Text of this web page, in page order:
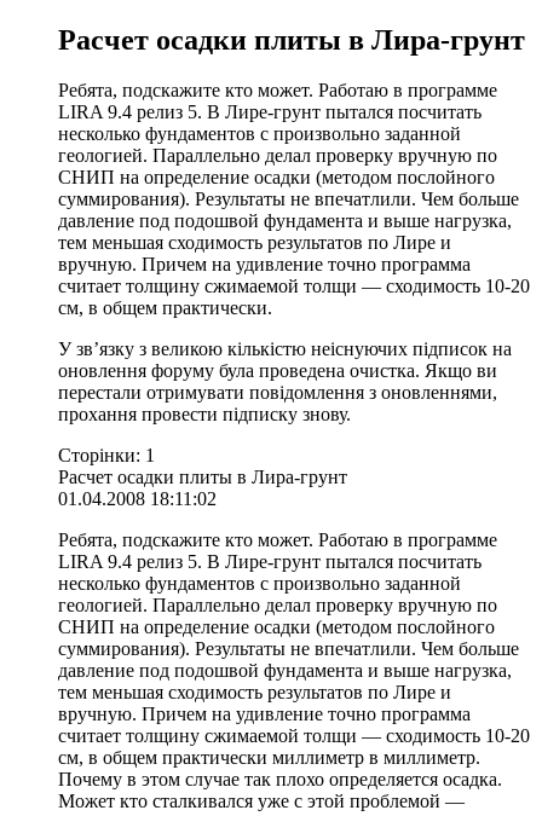
Расчет осадки плиты в Лира-грунт
Ребята, подскажите кто может. Работаю в программе
LIRA 9.4 релиз 5. В Лире-грунт пытался посчитать
несколько фундаментов с произвольно заданной
геологией. Параллельно делал проверку вручную по
СНИП на определение осадки (методом послойного
суммирования). Результаты не впечатлили. Чем больше
давление под подошвой фундамента и выше нагрузка,
тем меньшая сходимость результатов по Лире и
вручную. Причем на удивление точно программа
считает толщину сжимаемой толщи — сходимость 10-20
см, в общем практически.
У зв’язку з великою кількістю неіснуючих підписок на
оновлення форуму була проведена очистка. Якщо ви
перестали отримувати повідомлення з оновленнями,
прохання провести підписку знову.
Сторінки: 1
Расчет осадки плиты в Лира-грунт
01.04.2008 18:11:02
Ребята, подскажите кто может. Работаю в программе
LIRA 9.4 релиз 5. В Лире-грунт пытался посчитать
несколько фундаментов с произвольно заданной
геологией. Параллельно делал проверку вручную по
СНИП на определение осадки (методом послойного
суммирования). Результаты не впечатлили. Чем больше
давление под подошвой фундамента и выше нагрузка,
тем меньшая сходимость результатов по Лире и
вручную. Причем на удивление точно программа
считает толщину сжимаемой толщи — сходимость 10-20
см, в общем практически миллиметр в миллиметр.
Почему в этом случае так плохо определяется осадка.
Может кто сталкивался уже с этой проблемой —